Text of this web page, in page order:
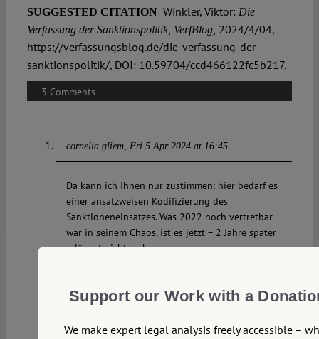
SUGGESTED CITATION Winkler, Viktor: Die
Verfassung der Sanktionspolitik, VerfBlog, 2024/4/04,
https://verfassungsblog.de/die-verfassung-der-
sanktionspolitik/, DOI: 10.59704/ccd466122fc5b217.
3 Comments
cornelia gliem Fri 5 Apr 2024 at 16:45
Da kann ich Ihnen nur zustimmen: hier bedarf es
einer ansatzweisen Kodifizierung des
Sanktioneneinsatzes. Was 2022 noch vertretbar
war in seinem Chaos, ist es jetzt – 2 Jahre später
– längst nicht mehr.
Hans-Jochen Luhmann Sat 6 Apr 2024 at 07:40
Support our Work with a
We make expert legal analysis freely accessible –